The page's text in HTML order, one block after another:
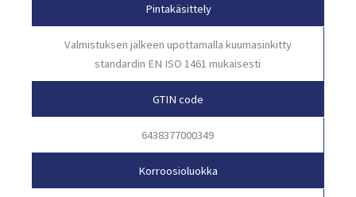
Pintakäsittely
Valmistuksen jälkeen upottamalla kuumasinkitty
standardin EN ISO 1461 mukaisesti
GTIN code
6438377000349
Korroosioluokka